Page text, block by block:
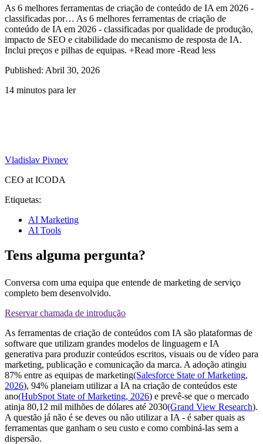
As 6 melhores ferramentas de criação de conteúdo de IA em 2026 -
classificadas por… As 6 melhores ferramentas de criação de
conteúdo de IA em 2026 - classificadas por qualidade de produção,
impacto de SEO e citabilidade do mecanismo de resposta de IA.
Inclui preços e pilhas de equipas. +Read more -Read less
Published: Abril 30, 2026
14 minutos para ler
Vladislav Pivnev
CEO at ICODA
Etiquetas:
AI Marketing
AI Tools
Tens alguma pergunta?
Conversa com uma equipa que entende de marketing de serviço
completo bem desenvolvido.
Reservar chamada de introdução
As ferramentas de criação de conteúdos com IA são plataformas de
software que utilizam grandes modelos de linguagem e IA
generativa para produzir conteúdos escritos, visuais ou de vídeo para
marketing, publicação e comunicação da marca. A adoção atingiu
87% entre as equipas de marketing(Salesforce State of Marketing,
2026), 94% planeiam utilizar a IA na criação de conteúdos este
ano(HubSpot State of Marketing, 2026) e prevê-se que o mercado
atinja 80,12 mil milhões de dólares até 2030(Grand View Research).
A questão já não é se deves ou não utilizar a IA - é saber quais as
ferramentas que ganham o seu custo e como combiná-las sem a
dispersão.